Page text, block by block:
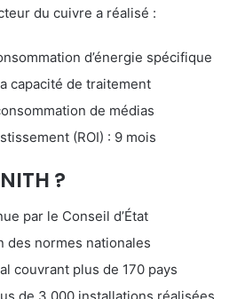
du cuivre a réalisé :
d’énergie spécifique
capacité de traitement
de médias
(ROI) : 9 mois
?
par le Conseil d’État
des normes nationales
couvrant plus de 170 pays
de 3 000 installations réalisées